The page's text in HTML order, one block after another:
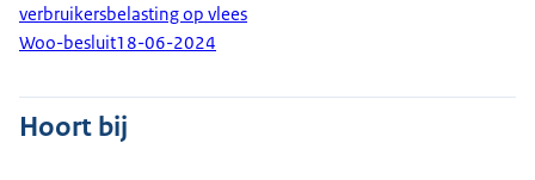
verbruikersbelasting op vlees
Woo-besluit18-06-2024
Hoort bij